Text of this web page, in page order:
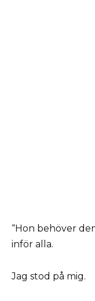
“Hon behöver
inför alla.
Jag stod på mig.